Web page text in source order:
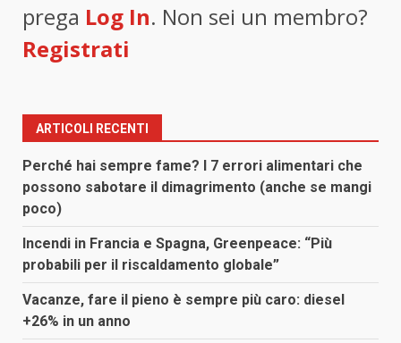
prega Log In. Non sei un membro?
Registrati
ARTICOLI RECENTI
Perché hai sempre fame? I 7 errori alimentari che
possono sabotare il dimagrimento (anche se mangi
poco)
Incendi in Francia e Spagna, Greenpeace: “Più
probabili per il riscaldamento globale”
Vacanze, fare il pieno è sempre più caro: diesel
+26% in un anno